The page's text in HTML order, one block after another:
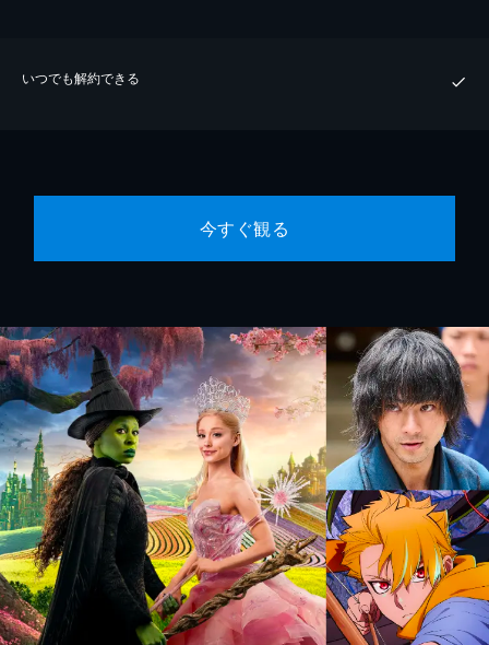
いつでも解約できる
今すぐ観る